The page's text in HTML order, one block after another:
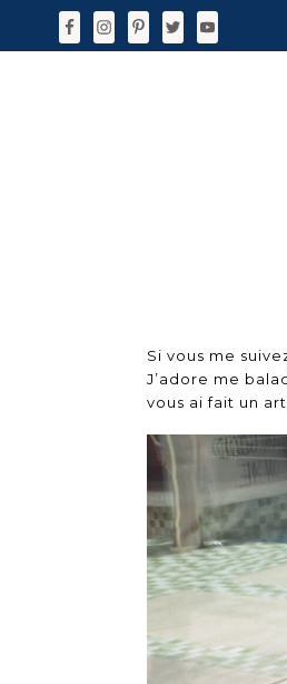
Si vous me
J’adore me
vous ai fait un